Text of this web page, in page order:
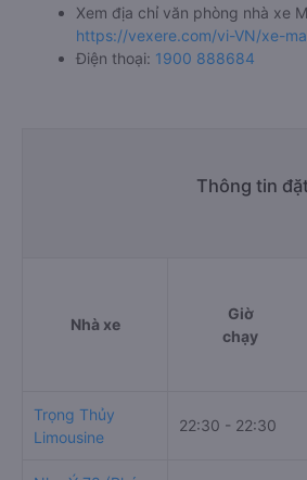
Xem địa chỉ văn phòng nhà xe
https://vexere.com/vi-VN/xe-
Điện thoại: 1900 888684
Thông tin
Nhà xe
Giờ
chạy
Trọng Thủy
Limousine
22:30 - 22:30